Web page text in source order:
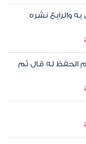
والرابع نشره
الحفظ له قال ثم